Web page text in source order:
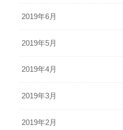
2019年6月
2019年5月
2019年4月
2019年3月
2019年2月